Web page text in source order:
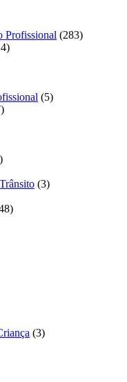
Profissional (283)
(5)
(3)
(3)